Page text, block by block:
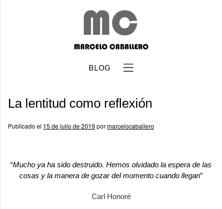
BLOG
La lentitud como reflexión
Publicado el 15 de julio de 2019 pormarcelocaballero
“Mucho ya ha sido destruido. Hemos olvidado la espera de las
cosas y la manera de gozar del momento cuando llegan”
Carl Honoré